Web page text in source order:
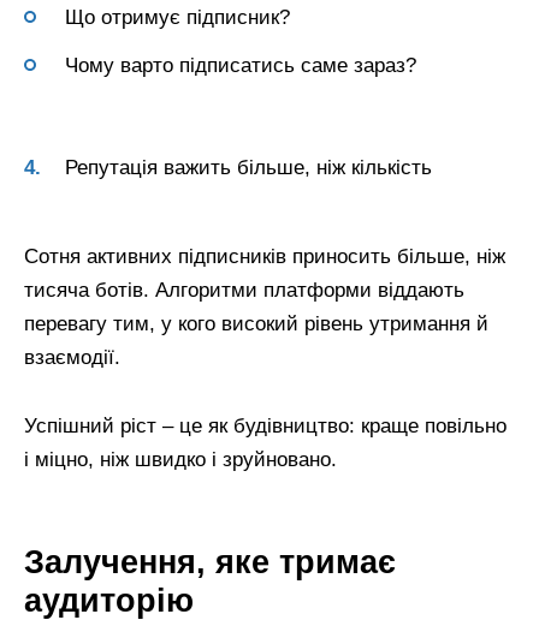
Що отримує підписник?
Чому варто підписатись саме зараз?
Репутація важить більше, ніж кількість
Сотня активних підписників приносить більше, ніж
тисяча ботів. Алгоритми платформи віддають
перевагу тим, у кого високий рівень утримання й
взаємодії.
Успішний ріст – це як будівництво: краще повільно
і міцно, ніж швидко і зруйновано.
Залучення, яке тримає
аудиторію